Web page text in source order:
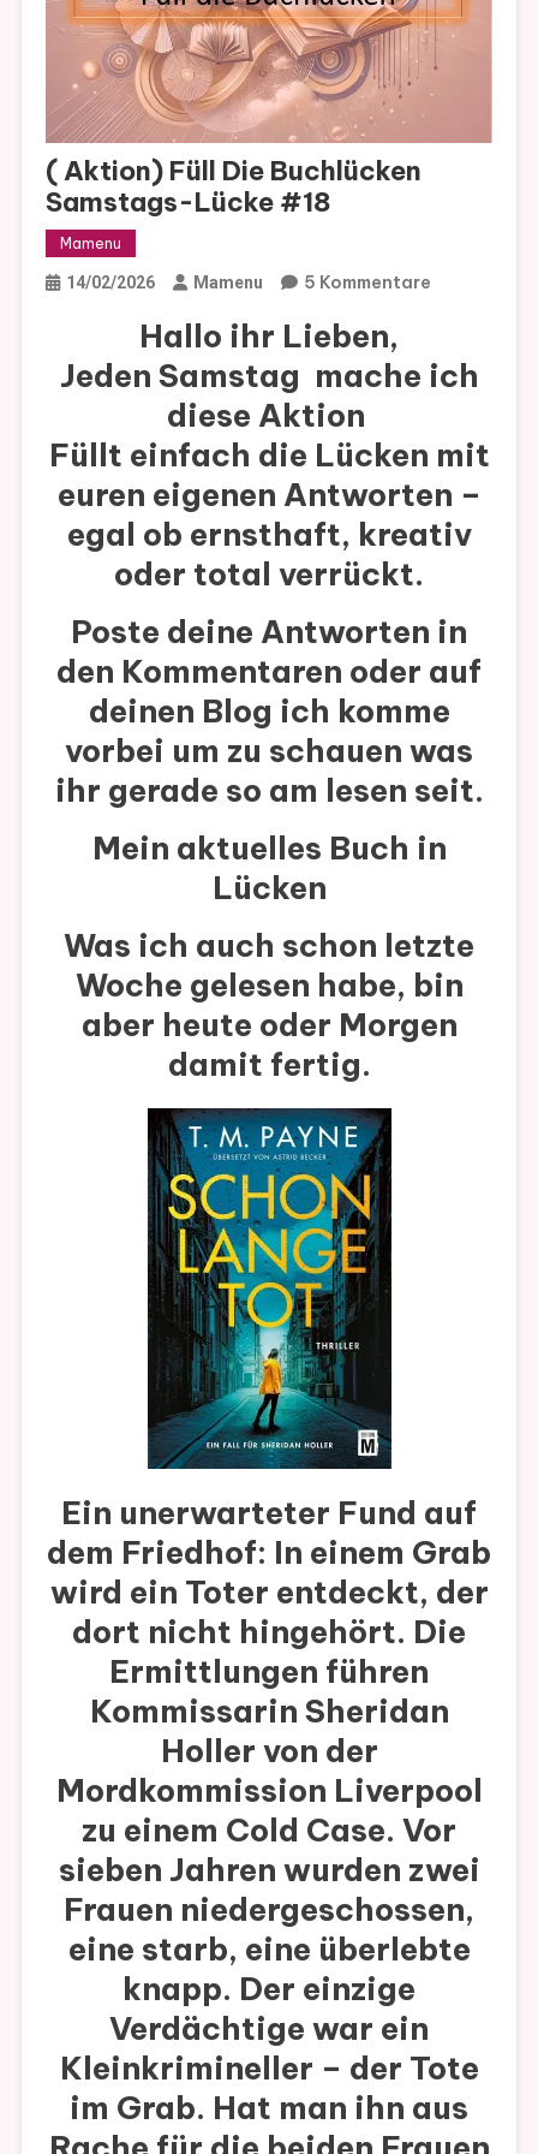
( Aktion) Füll Die Buchlücken
Samstags-Lücke #18
Mamenu
14/02/2026 Mamenu 5 KommentareZu
Füll
Samstags-
Lücke
#18
Hallo ihr Lieben,
Jeden Samstag mache ich
diese Aktion
Füllt einfach die Lücken mit
euren eigenen Antworten –
egal ob ernsthaft, kreativ
oder total verrückt.
Poste deine Antworten in
den Kommentaren oder auf
deinen Blog ich komme
vorbei um zu schauen was
ihr gerade so am lesen seit.
Mein aktuelles Buch in
Lücken
Was ich auch schon letzte
Woche gelesen habe, bin
aber heute oder Morgen
damit fertig.
Ein unerwarteter Fund auf
dem Friedhof: In einem Grab
wird ein Toter entdeckt, der
dort nicht hingehört. Die
Ermittlungen führen
Kommissarin Sheridan
Holler von der
Mordkommission Liverpool
zu einem Cold Case. Vor
sieben Jahren wurden zwei
Frauen niedergeschossen,
eine starb, eine überlebte
knapp. Der einzige
Verdächtige war ein
Kleinkrimineller – der Tote
im Grab. Hat man ihn aus